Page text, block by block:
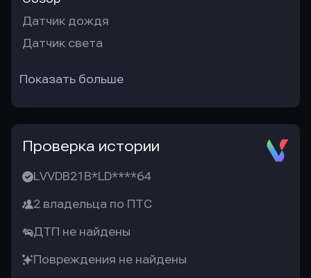
Датчик дождя
Датчик света
Показать больше
Проверка истории
LVVDB21B*LD****64
2 владельца по ПТС
ДТП не найдены
Повреждения не найдены